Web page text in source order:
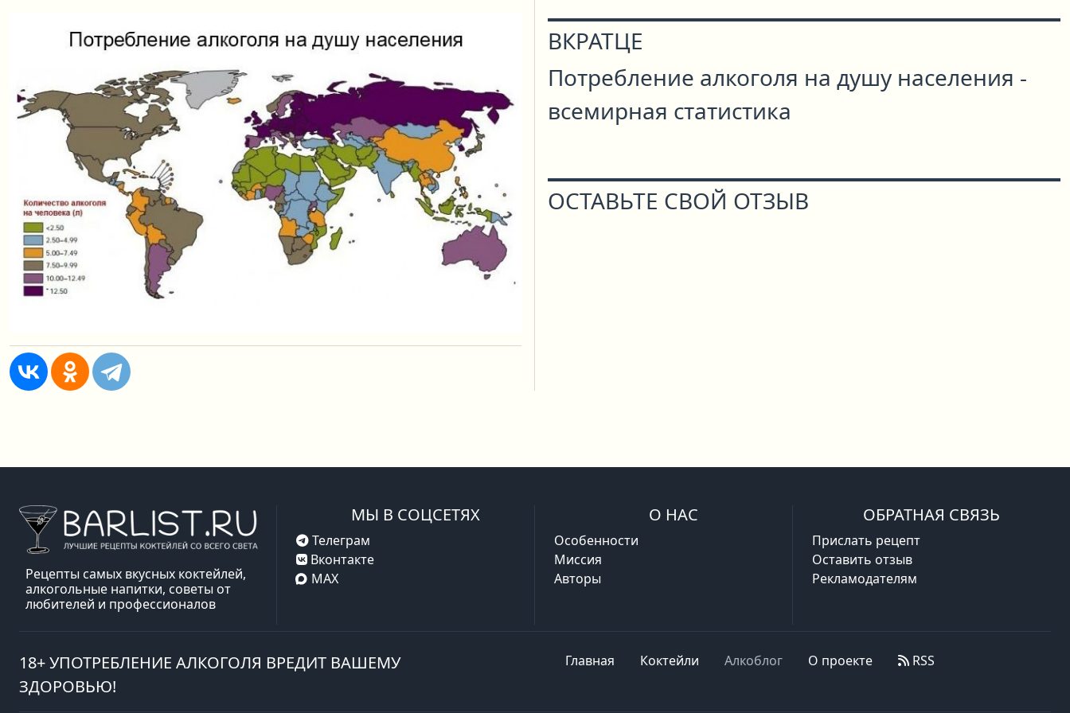
ВКРАТЦЕ
Потребление алкоголя на душу населения -
всемирная статистика
ОСТАВЬТЕ СВОЙ ОТЗЫВ
Рецепты самых вкусных коктейлей,
алкогольные напитки, советы от
любителей и профессионалов
МЫ В СОЦСЕТЯХ
Телеграм
Вконтакте
MAX
О НАС
Особенности
Миссия
Авторы
ОБРАТНАЯ СВЯЗЬ
Прислать рецепт
Оставить отзыв
Рекламодателям
18+ УПОТРЕБЛЕНИЕ АЛКОГОЛЯ ВРЕДИТ ВАШЕМУ
ЗДОРОВЬЮ!
Главная Коктейли Алкоблог О проекте RSS